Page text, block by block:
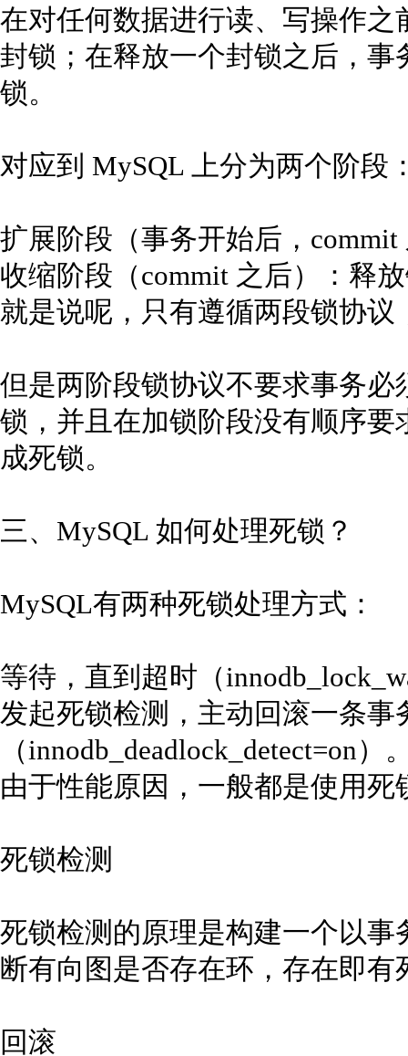
在对任何数据进行读、写操作
封锁；在释放一个封锁之后，
锁。
对应到 MySQL 上分为两个阶段
扩展阶段（事务开始后，
收缩阶段（commit 之后）：释
就是说呢，只有遵循两段锁协
但是两阶段锁协议不要求事务
锁，并且在加锁阶段没有顺序
成死锁。
三、MySQL 如何处理死锁？
MySQL有两种死锁处理方式：
等待，直到超时（
发起死锁检测，主动回滚一条
（innodb_deadlock_detect=on）
由于性能原因，一般都是使用
死锁检测
死锁检测的原理是构建一个以
断有向图是否存在环，存在即有
回滚